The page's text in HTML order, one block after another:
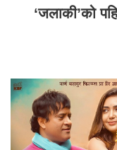
‘जलाकी’को